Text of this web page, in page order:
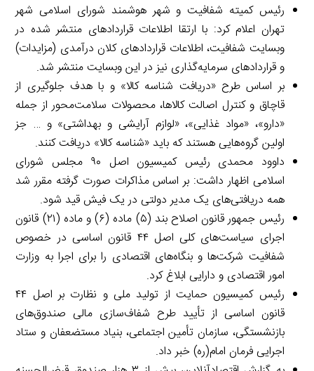
رئیس کمیته شفافیت و شهر هوشمند شورای اسلامی شهر
تهران اعلام کرد: با ارتقا اطلاعات قراردادهای منتشر شده در
وبسایت شفافیت، اطلاعات قراردادهای کلان درآمدی (مزایدات)
و قراردادهای سرمایه‌گذاری نیز در این وب­سایت منتشر شد.
بر اساس طرح «دریافت شناسه کالا» و با هدف جلوگیری از
قاچاق و کنترل اصالت کالاها، محصولات سلامت‌محور از جمله
«دارو»، «مواد غذایی»، «لوازم آرایشی و بهداشتی» و … جز
اولین گروه‌هایی هستند که باید «شناسه کالا» دریافت کنند.
داوود محمدی رئیس کمیسیون اصل ۹۰ مجلس شورای
اسلامی اظهار داشت:‌ بر اساس مذاکرات صورت گرفته مقرر شد
همه دریافتی‌های یک مدیر دولتی در یک فیش قید شود.
رئیس جمهور قانون اصلاح بند (۵) ماده (۶) و ماده (۲۱) قانون
اجرای سیاست‌های کلی اصل ۴۴ قانون اساسی در خصوص
شفافیت شرکت‌ها و بنگاه‌های اقتصادی را برای اجرا به وزارت
امور اقتصادی و دارایی ابلاغ کرد.
رئیس کمیسیون حمایت از تولید ملی و نظارت بر اصل ۴۴
قانون اساسی از تأیید طرح شفاف‌سازی مالی صندوق‌های
بازنشستگی، سازمان تأمین اجتماعی، بنیاد مستضعفان و ستاد
اجرایی فرمان امام(ره) خبر داد.